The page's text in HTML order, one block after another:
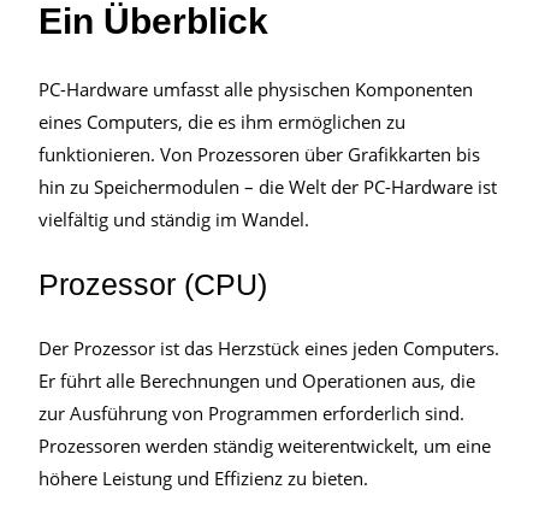
Ein Überblick
PC-Hardware umfasst alle physischen Komponenten
eines Computers, die es ihm ermöglichen zu
funktionieren. Von Prozessoren über Grafikkarten bis
hin zu Speichermodulen – die Welt der PC-Hardware ist
vielfältig und ständig im Wandel.
Prozessor (CPU)
Der Prozessor ist das Herzstück eines jeden Computers.
Er führt alle Berechnungen und Operationen aus, die
zur Ausführung von Programmen erforderlich sind.
Prozessoren werden ständig weiterentwickelt, um eine
höhere Leistung und Effizienz zu bieten.